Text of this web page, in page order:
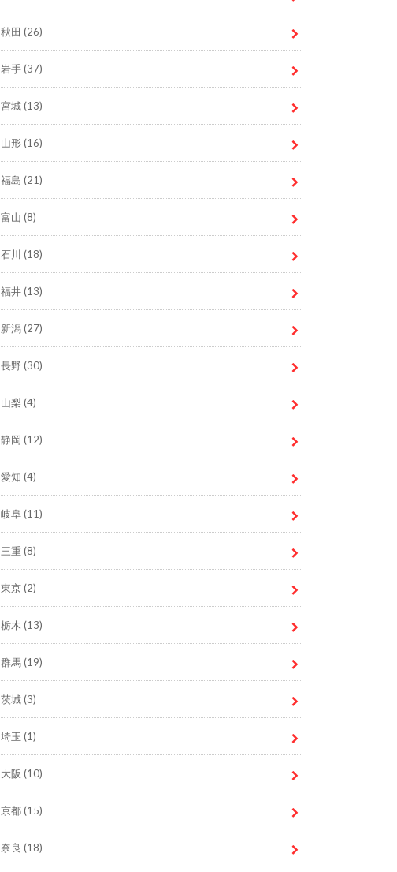
秋田 (26)
岩手(37)
宮城(13)
山形(16)
福島 (21)
富山 (8)
石川 (18)
福井(13)
新潟(27)
長野(30)
山梨 (4)
静岡 (12)
愛知 (4)
岐阜(11)
三重 (8)
東京(2)
栃木 (13)
群馬(19)
茨城(3)
埼玉 (1)
大阪 (10)
京都(15)
奈良 (18)